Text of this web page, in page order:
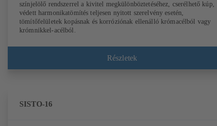
színjelölő rendszerrel a kivitel megkülönböztetéséhez, cserélhető kúp,
védett harmonikatömítés teljesen nyitott szerelvény esetén,
tömítőfelületek kopásnak és korróziónak ellenálló krómacélból vagy
krómnikkel-acélból.
Részletek
SISTO-16